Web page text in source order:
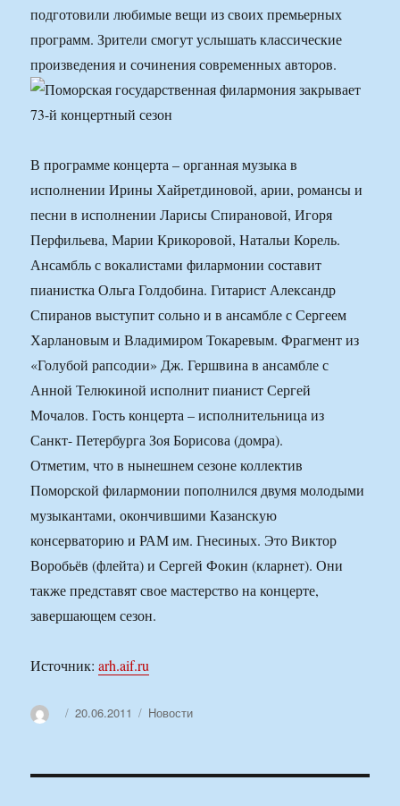
подготовили любимые вещи из своих премьерных
программ. Зрители смогут услышать классические
произведения и сочинения современных авторов.
В программе концерта – органная музыка в
исполнении Ирины Хайретдиновой, арии, романсы и
песни в исполнении Ларисы Спирановой, Игоря
Перфильева, Марии Крикоровой, Натальи Корель.
Ансамбль с вокалистами филармонии составит
пианистка Ольга Голдобина. Гитарист Александр
Спиранов выступит сольно и в ансамбле с Сергеем
Харлановым и Владимиром Токаревым. Фрагмент из
«Голубой рапсодии» Дж. Гершвина в ансамбле с
Анной Телюкиной исполнит пианист Сергей
Мочалов. Гость концерта – исполнительница из
Санкт- Петербурга Зоя Борисова (домра).
Отметим, что в нынешнем сезоне коллектив
Поморской филармонии пополнился двумя молодыми
музыкантами, окончившими Казанскую
консерваторию и РАМ им. Гнесиных. Это Виктор
Воробьёв (флейта) и Сергей Фокин (кларнет). Они
также представят свое мастерство на концерте,
завершающем сезон.
Источник:arh.aif.ru
АвторОпубликовано
20.06.2011 Рубрики
Новости